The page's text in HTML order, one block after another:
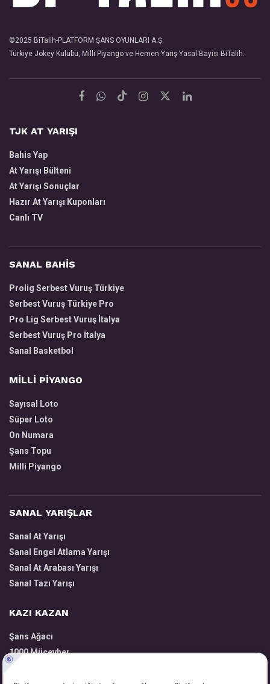
©2025 BiTalih-PLATFORM ŞANS OYUNLARI A.Ş.
Türkiye Jokey Kulübü, Milli Piyango ve Hemen Yarış Yasal Bayisi BiTalih.
TJK AT YARIŞI
Bahis Yap
At Yarışı Bülteni
At Yarışı Sonuçlar
Hazır At Yarışı Kuponları
Canlı TV
SANAL BAHİS
Prolig Serbest Vuruş Türkiye
Serbest Vuruş Türkiye Pro
Pro Lig Serbest Vuruş İtalya
Serbest Vuruş Pro İtalya
Sanal Basketbol
MİLLİ PİYANGO
Sayısal Loto
Süper Loto
On Numara
Şans Topu
Milli Piyango
SANAL YARIŞLAR
Sanal At Yarışı
Sanal Engel Atlama Yarışı
Sanal At Arabası Yarışı
Sanal Tazı Yarışı
KAZI KAZAN
Şans Ağacı
1000 Mücevher
Volkanik Harita